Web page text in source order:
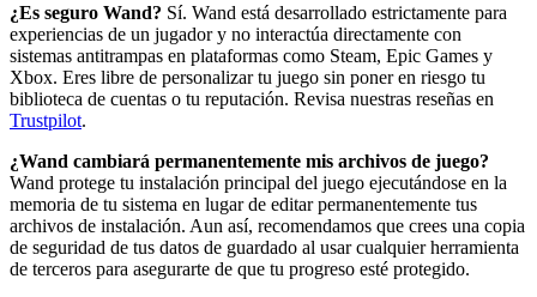
¿Es seguro Wand? Sí. Wand está desarrollado estrictamente para
experiencias de un jugador y no interactúa directamente con
sistemas antitrampas en plataformas como Steam, Epic Games y
Xbox. Eres libre de personalizar tu juego sin poner en riesgo tu
biblioteca de cuentas o tu reputación. Revisa nuestras reseñas en
Trustpilot.
¿Wand cambiará permanentemente mis archivos de juego?
Wand protege tu instalación principal del juego ejecutándose en la
memoria de tu sistema en lugar de editar permanentemente tus
archivos de instalación. Aun así, recomendamos que crees una copia
de seguridad de tus datos de guardado al usar cualquier herramienta
de terceros para asegurarte de que tu progreso esté protegido.